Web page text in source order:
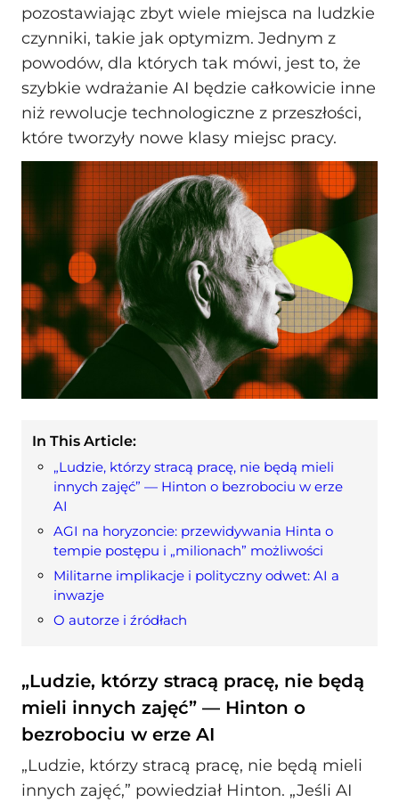
pozostawiając zbyt wiele miejsca na ludzkie
czynniki, takie jak optymizm. Jednym z
powodów, dla których tak mówi, jest to, że
szybkie wdrażanie AI będzie całkowicie inne
niż rewolucje technologiczne z przeszłości,
które tworzyły nowe klasy miejsc pracy.
In This Article:
„Ludzie, którzy stracą pracę, nie będą mieli
innych zajęć” — Hinton o bezrobociu w erze
AI
AGI na horyzoncie: przewidywania Hinta o
tempie postępu i „milionach” możliwości
Militarne implikacje i polityczny odwet: AI a
inwazje
O autorze i źródłach
„Ludzie, którzy stracą pracę, nie będą
mieli innych zajęć” — Hinton o
bezrobociu w erze AI
„Ludzie, którzy stracą pracę, nie będą mieli
innych zajęć,” powiedział Hinton. „Jeśli AI